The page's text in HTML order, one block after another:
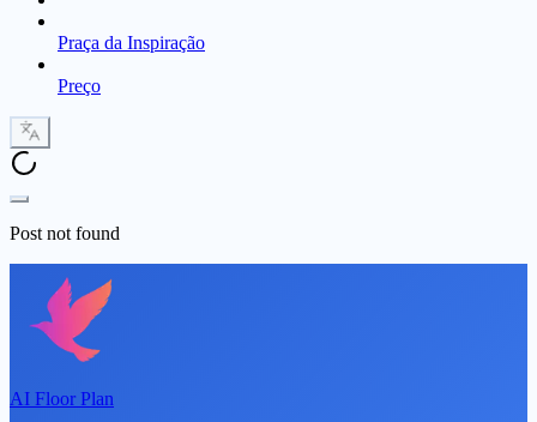
Praça da Inspiração
Preço
Post not found
AI Floor Plan